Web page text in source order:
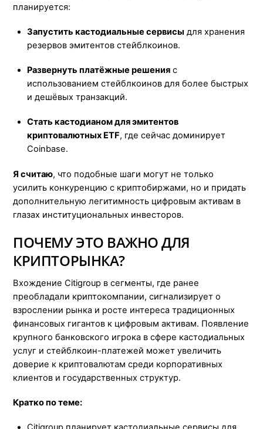
планируется:
Запустить кастодиальные сервисы для хранения
резервов эмитентов стейблкоинов.
Развернуть платёжные решенияс
использованием стейблкоинов для более быстрых
и дешёвых транзакций.
Стать кастодианом для эмитентов
криптовалютных ETF, где сейчас доминирует
Coinbase.
Я считаю, что подобные шаги могут не только
усилить конкуренцию с криптобиржами, но и придать
дополнительную легитимность цифровым активам в
глазах институциональных инвесторов.
ПОЧЕМУ ЭТО ВАЖНО ДЛЯ
КРИПТОРЫНКА?
Вхождение Citigroup в сегменты, где ранее
преобладали криптокомпании, сигнализирует о
взрослении рынка и росте интереса традиционных
финансовых гигантов к цифровым активам. Появление
крупного банковского игрока в сфере кастодиальных
услуг и стейблкоин-платежей может увеличить
доверие к криптовалютам среди корпоративных
клиентов и государственных структур.
Кратко по теме: